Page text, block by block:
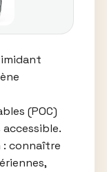
(POC)
accessible.
: connaître